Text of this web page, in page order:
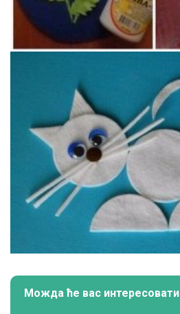
Можда ће вас интересовати